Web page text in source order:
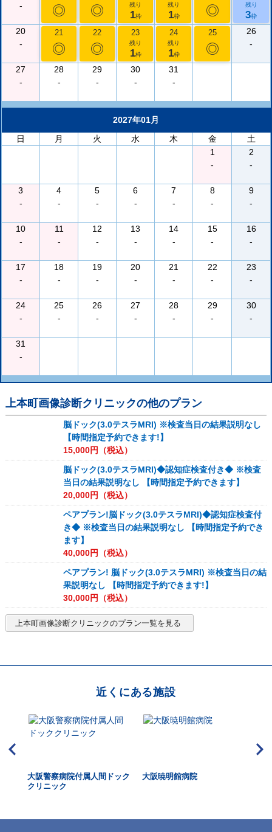
-
◎ ◎ 残り
1枠
残り
1枠 ◎ 残り
3枠
20
-
21
◎
22
◎
23
残り
1枠
24
残り
1枠
25
◎
26
-
27
-
28
-
29
-
30
-
31
-
2027年01月
日
月 火 水 木 金
土
1
-
2
-
3
-
4
-
5
-
6
-
7
-
8
-
9
-
10
-
11
-
12
-
13
-
14
-
15
-
16
-
17
-
18
-
19
-
20
-
21
-
22
-
23
-
24
-
25
-
26
-
27
-
28
-
29
-
30
-
31
-
上本町画像診断クリニックの他のプラン
脳ドック(3.0テスラMRI) ※検査当日の結果説明なし
【時間指定予約できます!】
15,000円（税込）
脳ドック(3.0テスラMRI)◆認知症検査付き◆ ※検査
当日の結果説明なし 【時間指定予約できます】
20,000円（税込）
ペアプラン!脳ドック(3.0テスラMRI)◆認知症検査付
き◆ ※検査当日の結果説明なし 【時間指定予約でき
ます】
40,000円（税込）
ペアプラン! 脳ドック(3.0テスラMRI) ※検査当日の結
果説明なし 【時間指定予約できます!】
30,000円（税込）
上本町画像診断クリニックのプラン一覧を見る
近くにある施設
大阪警察病院付属人間ドック
クリニック
大阪暁明館病院